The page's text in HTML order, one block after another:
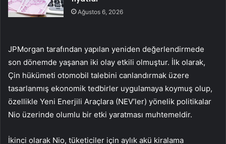
Ağustos 6, 2026
JPMorgan tarafından yapılan yeniden değerlendirmede
son dönemde yaşanan iki olay etkili olmuştur. İlk olarak,
Çin hükümeti otomobil talebini canlandırmak üzere
tasarlanmış ekonomik tedbirler uygulamaya koymuş olup,
özellikle Yeni Enerjili Araçlara (NEV’ler) yönelik politikalar
Nio üzerinde olumlu bir etki yaratması muhtemeldir.
İkinci olarak Nio, tüketiciler için aylık akü kiralama